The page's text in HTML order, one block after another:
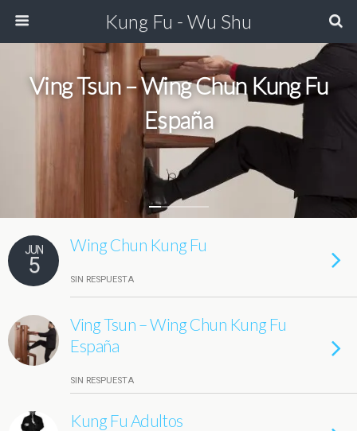
Kung Fu - Wu Shu
Ving Tsun – Wing Chun Kung Fu
España
JUN
5
Wing Chun Kung Fu
SIN RESPUESTA
Ving Tsun – Wing Chun Kung Fu
España
SIN RESPUESTA
Kung Fu Adultos